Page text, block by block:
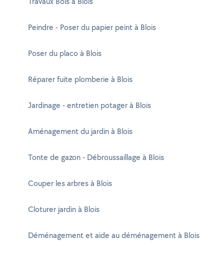
Peindre - Poser du papier peint à Blois
Poser du placo à Blois
Réparer fuite plomberie à Blois
Jardinage - entretien potager à Blois
Aménagement du jardin à Blois
Tonte de gazon - Débroussaillage à Blois
Couper les arbres à Blois
Cloturer jardin à Blois
Déménagement et aide au déménagement à Blois